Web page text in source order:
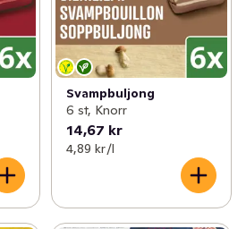
Vår kärlek till mat är det
mål är att hjälpa dig att laga
mat med mycket smak.
för högkvalitativ och smakrik mat
en ny framtid, en framtid där
står i centrum, där alla våra
ska komma ifrån hållbara jorbruk.
växter och 5 djur utgör 75 % av
Knorr vill ändra på det genom
Svampbuljong
6 st, Knorr
14,67 kr
4,89 kr /l